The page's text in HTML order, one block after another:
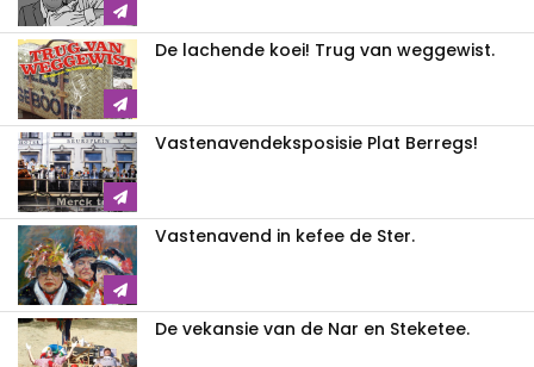
De lachende koei! Trug van weggewist.
Vastenavendeksposisie Plat Berregs!
Vastenavend in kefee de Ster.
De vekansie van de Nar en Steketee.